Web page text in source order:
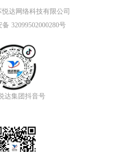
悦达网络科技有限公司
32099502000280号
达集团抖音号